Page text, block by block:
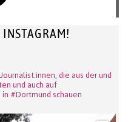
die aus der und
und auch auf
#Dortmund schauen